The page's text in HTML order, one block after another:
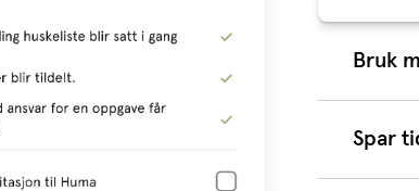
Bruk
forhold
selv.
Spar